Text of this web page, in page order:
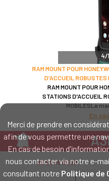
Merci de prendre en
afin de vous permettre une
En cas de besoin
nous contacter via notre e-
consultant notre Politique de
4/
RAM MOUNT POUR
D'ACCUEIL ROBUSTES
RAM MOUNT POUR
STATIONS D'ACCUEIL
MOBILESLa
En
LE SPÉCIALISTE
Intervention sur tout le territoire :
Mans - Bordeaux - Paris - Lille -
02 52 45 00 20